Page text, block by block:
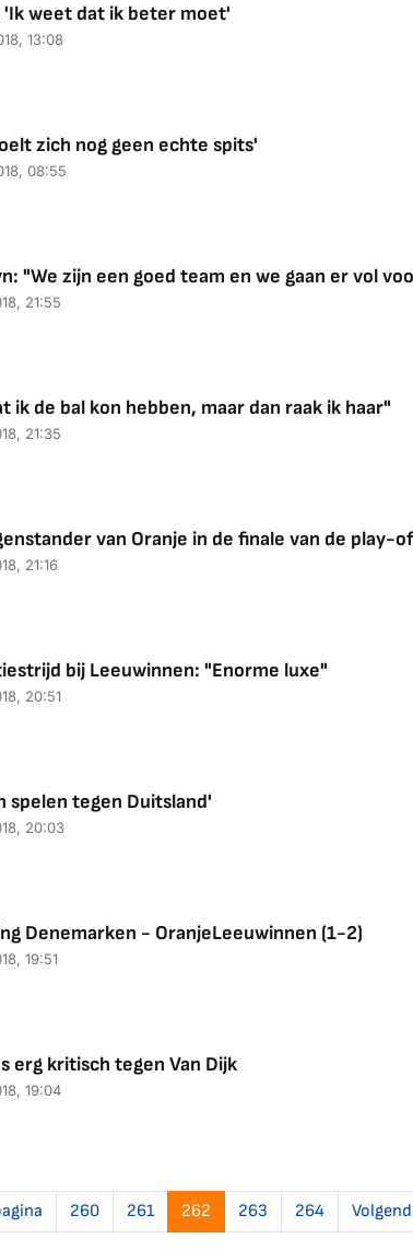
weet dat ik beter moet'
13:08
zich nog geen echte spits'
08:55
"We zijn een goed team en we gaan er vol
21:55
ik de bal kon hebben, maar dan raak ik haar"
21:35
van Oranje in de finale van de play-
21:16
bij Leeuwinnen: "Enorme luxe"
20:51
spelen tegen Duitsland'
20:03
Denemarken - OranjeLeeuwinnen (1-2)
19:51
erg kritisch tegen Van Dijk
19:04
260 261 262 263 264